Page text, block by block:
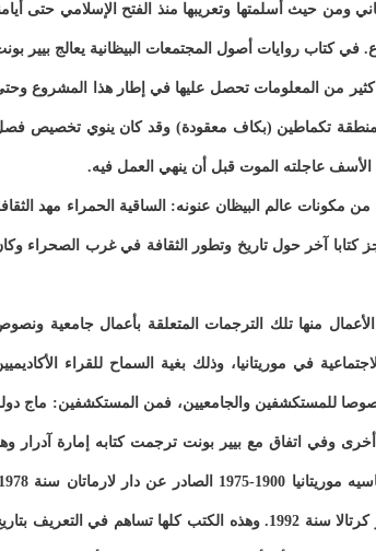
حيث أسلمتها وتعريبها منذ الفتح الإسلامي حتى
كتاب روايات أصول المجتمعات البيظانية يعالج بيير
كثير من المعلومات تحصل عليها في إطار هذا المشروع
منطقة تكماطين (بكاف معقودة) وقد كان ينوي تخصيص
الأسف عاجلته الموت قبل أن ينهي العمل فيه.
عالم البيظان عنونه: الساقية الحمراء مهد
2012. وقبيل وفاته، كان قد أنجز كتابا آخر حول تاريخ وتطور الثقافة في غرب الصحراء
منها تلك الترجمات المتعلقة بأعمال جامعية
في موريتانيا، وذلك بغية السماح للقراء
للمستكشفين والجامعيين، فمن المستكشفين: ماج
وفي اتفاق مع بيير بونت ترجمت كتابه إمارة آدرار
وكتاب فليب مرشزنه القبائل والإثنيات والسلطة في موريتانيا الصادر عن دار كرتالا سنة 1992. وهذه الكتب كلها تساهم في التعريف